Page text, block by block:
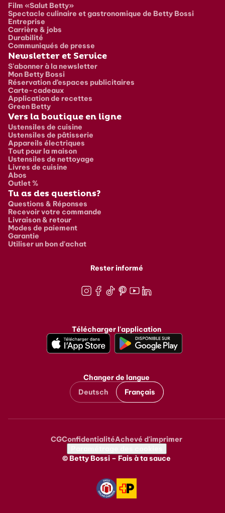
Film «Salut Betty»
Spectacle culinaire et gastronomique de Betty Bossi
Entreprise
Carrière & jobs
Durabilité
Communiqués de presse
Newsletter et Service
S'abonner à la newsletter
Mon Betty Bossi
Réservation d’espaces publicitaires
Carte-cadeaux
Application de recettes
Green Betty
Vers la boutique en ligne
Ustensiles de cuisine
Ustensiles de pâtisserie
Appareils électriques
Tout pour la maison
Ustensiles de nettoyage
Livres de cuisine
Abos
Outlet %
Tu as des questions?
Questions & Réponses
Recevoir votre commande
Livraison & retour
Modes de paiement
Garantie
Utiliser un bon d'achat
Rester informé
Télécharger l'application
Changer de langue
Deutsch
Français
Metanavigation
CGConfidentialitéAchevé d'imprimer
© Betty Bossi – Fais à ta sauce